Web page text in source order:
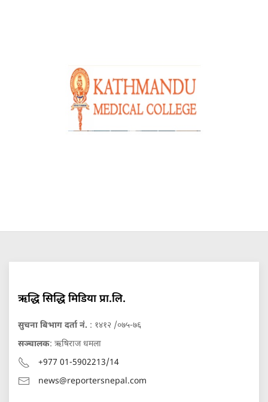
ऋद्धि सिद्धि मिडिया प्रा.लि.
सुचना बिभाग दर्ता नं. : १४१२ /०७५-७६
सञ्चालक: ऋषिराज धमला
+977 01-5902213/14
news@reportersnepal.com